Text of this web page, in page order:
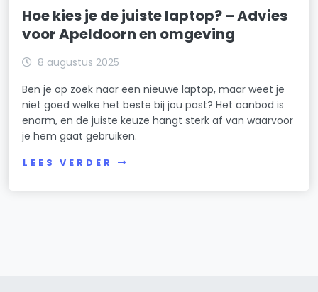
Hoe kies je de juiste laptop? – Advies
voor Apeldoorn en omgeving
8 augustus 2025
Ben je op zoek naar een nieuwe laptop, maar weet je
niet goed welke het beste bij jou past? Het aanbod is
enorm, en de juiste keuze hangt sterk af van waarvoor
je hem gaat gebruiken.
LEES VERDER